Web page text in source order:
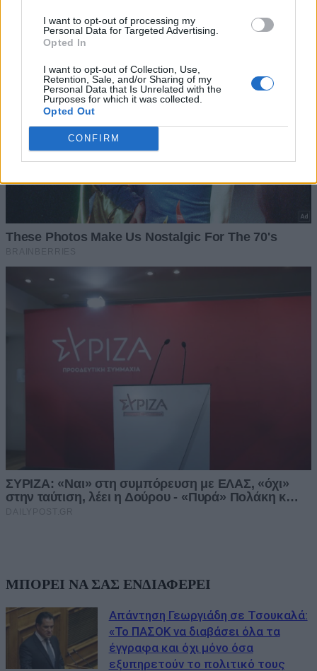
I want to opt-out of processing my
Personal Data for Targeted Advertising.
Opted In
I want to opt-out of Collection, Use,
Retention, Sale, and/or Sharing of my
Personal Data that Is Unrelated with the
Purposes for which it was collected.
Opted Out
CONFIRM
ΜΠΟΡΕΙ ΝΑ ΣΑΣ ΕΝΔΙΑΦΕΡΕΙ
Απάντηση Γεωργιάδη σε Τσουκαλά:
«Το ΠΑΣΟΚ να διαβάσει όλα τα
έγγραφα και όχι μόνο όσα
εξυπηρετούν το πολιτικό τους